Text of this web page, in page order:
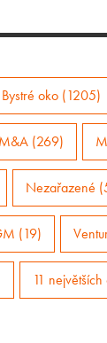
Bystré oko (1205)
M&A (269)
Nezařazené
(19)
11